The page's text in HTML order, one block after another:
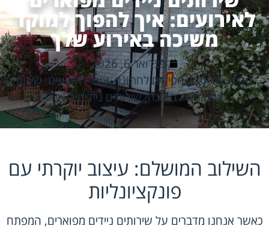
לאירועים: איך להפוך למוקד
משיכה באירוע שלך
פברואר 6, 2026
מפיקי אירועים,מפיקים לחתונה,ציוד לאירועים,שירותים
מפוארים לחתונה,שירותים ניידים לאירועים
השילוב המושלם: עיצוב יוקרתי עם
פונקציונליות
כאשר אנחנו מדברים על שירותים ניידים מפוארים, המפתח